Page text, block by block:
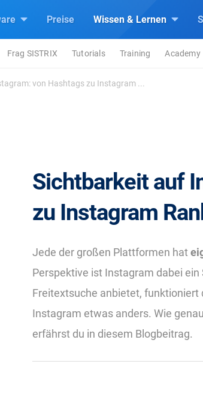
Preise Wissen & Lernen
Frag SISTRIX Tutorials Training Academy
von Hashtags zu Instagram ...
Sichtbarkeit auf
zu Instagram
Jede der großen Plattformen hat
Perspektive ist Instagram dabei ein
Freitextsuche anbietet, funktioniert
Instagram etwas anders. Wie
erfährst du in diesem Blogbeitrag.